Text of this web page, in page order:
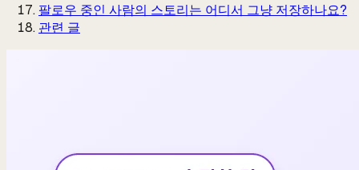
팔로우 중인 사람의 스토리는 어디서 그냥 저장하나요?
관련 글